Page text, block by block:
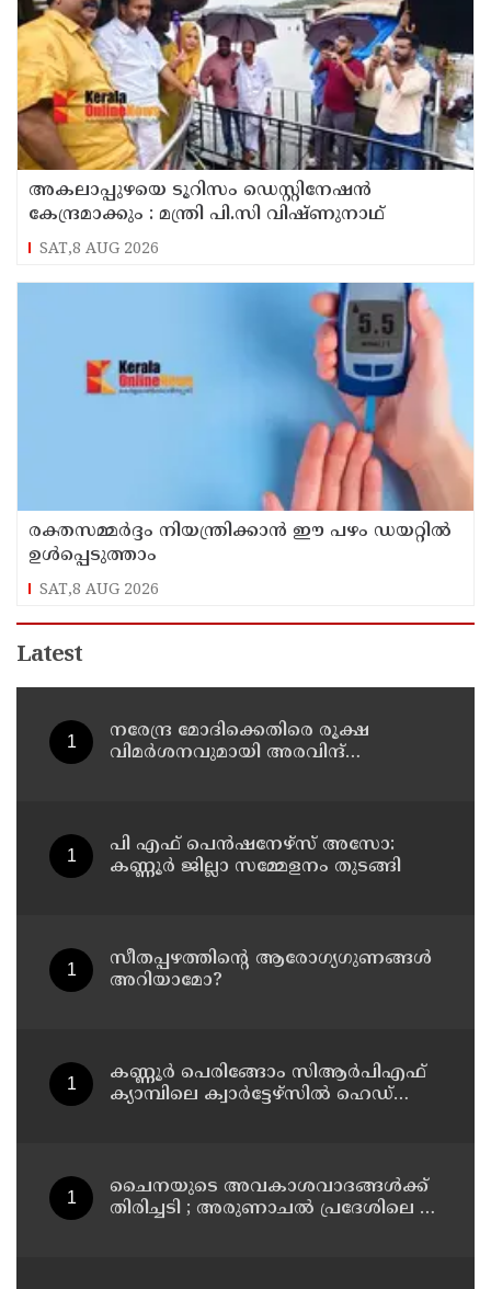
അകലാപ്പുഴയെ ടൂറിസം ഡെസ്റ്റിനേഷന്‍
കേന്ദ്രമാക്കും : മന്ത്രി പി.സി വിഷ്ണുനാഥ്
SAT,8 AUG 2026
രക്തസമ്മർദ്ദം നിയന്ത്രിക്കാൻ ഈ പഴം ഡയറ്റിൽ
ഉൾപ്പെടുത്താം
SAT,8 AUG 2026
Latest
നരേന്ദ്ര മോദിക്കെതിരെ രൂക്ഷ
വിമർശനവുമായി അരവിന്ദ്
പി എഫ് പെൻഷനേഴ്സ് അസോ:
കണ്ണൂർ ജില്ലാ സമ്മേളനം തുടങ്ങി
സീതപ്പഴത്തിന്റെ ആരോഗ്യഗുണങ്ങൾ
അറിയാമോ?
കണ്ണൂര്‍ പെരിങ്ങോം സിആര്‍പിഎഫ്
ക്യാമ്പിലെ ക്വാര്‍ട്ടേഴ്സില്‍ ഹെഡ്
ചൈനയുടെ അവകാശവാദങ്ങൾക്ക്
തിരിച്ചടി ; അരുണാചൽ പ്രദേശിലെ 27